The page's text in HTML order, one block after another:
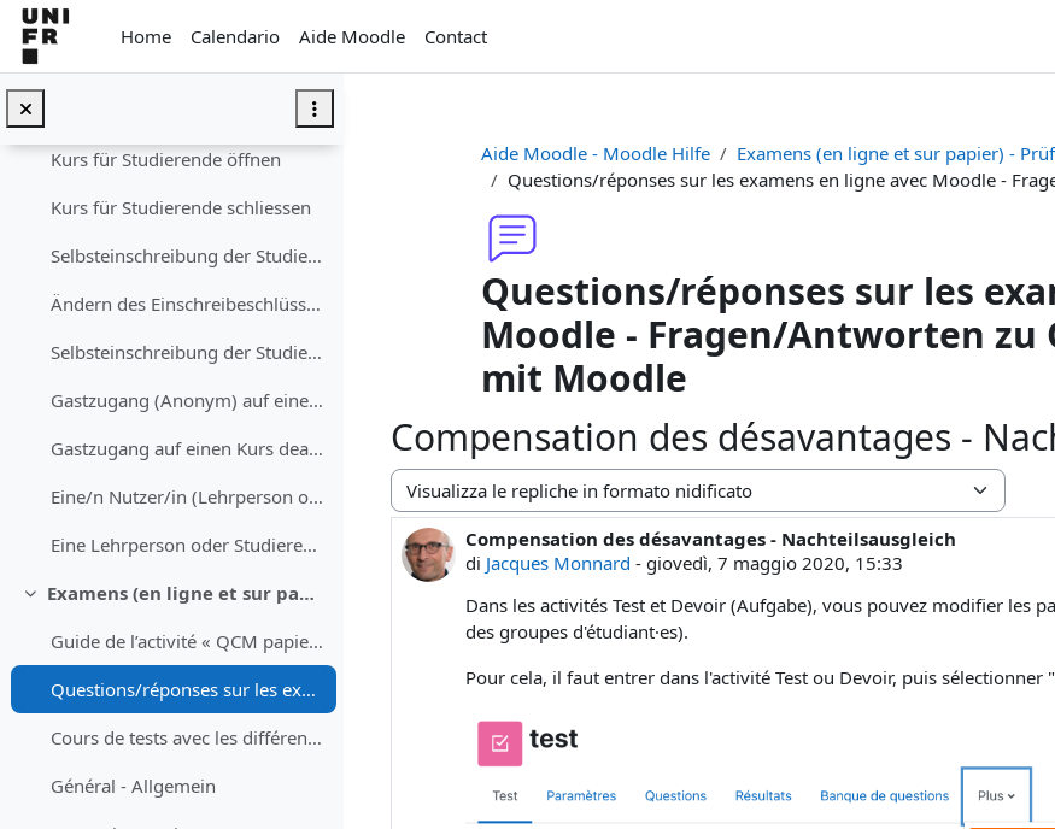
Vai al contenuto principale
Home
Calendario Aide Moodle Contact
Kurs für Studierende öffnen
Kurs für Studierende schliessen
Selbsteinschreibung der Studierenden erlauben (mit oder ohne Einschreibeschlüssel)
Ändern des Einschreibeschlüssels für einen Kurs
Selbsteinschreibung der Studierenden deaktivieren
Gastzugang (Anonym) auf einen Kurs erlauben (mit oder ohne Schlüssel)
Gastzugang auf einen Kurs deaktivieren
Eine/n Nutzer/in (Lehrperson oder Studierenden) in den Kurs einschreiben
Eine Lehrperson oder Studierenden aus dem Kurs abmelden
Minimizza
Examens (en ligne et sur papier) - Prüfungen (Online und Offline)
Guide de l’activité « QCM papier »
Questions/réponses sur les examens en ligne avec Moodle - Fragen/Antworten zu Online Prüfungen mit Moodle
Cours de tests avec les différents types de question et un devoir - Testkurs mit allen Fragetypen und einer Aufgabe
Général - Allgemein
Aide Moodle - Moodle Hilfe
Examens (en ligne et sur papier) -
Questions/réponses sur les examens en ligne avec Moodle -
Questions/réponses sur les
Moodle - Fragen/Antworten zu
mit Moodle
Compensation des désavantages -
Modalità visualizzazione
Compensation des désavantages - Nachteilsausgleich
di Jacques Monnard - giovedì, 7 maggio 2020, 15:33
Numero di risposte: 0
Dans les activités Test et Devoir (Aufgabe), vous pouvez modifier les
des groupes d'étudiant·es).
Pour cela, il faut entrer dans l'activité Test ou Devoir, puis